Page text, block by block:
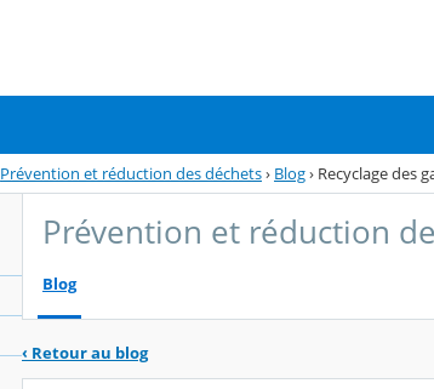
Prévention et réduction des déchets› Blog› Recyclage des
Prévention et réduction
Blog
‹ Retour au blog